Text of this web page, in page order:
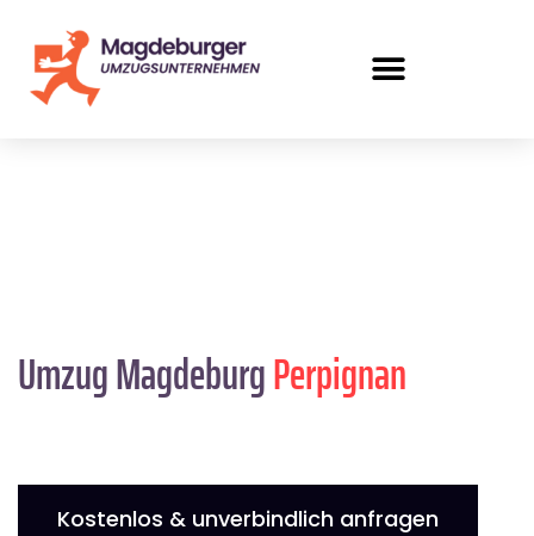
Umzug MagdeburgPerpignan
Kostenlos & unverbindlich anfragen